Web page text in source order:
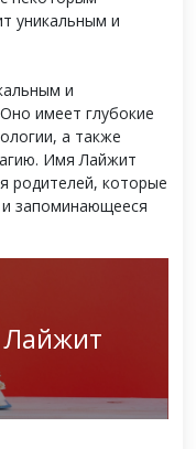
уникальным и
и
имеет глубокие
а также
Имя Лайжит
которые
запоминающееся